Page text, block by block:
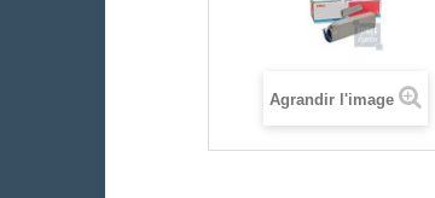
Agrandir l'image